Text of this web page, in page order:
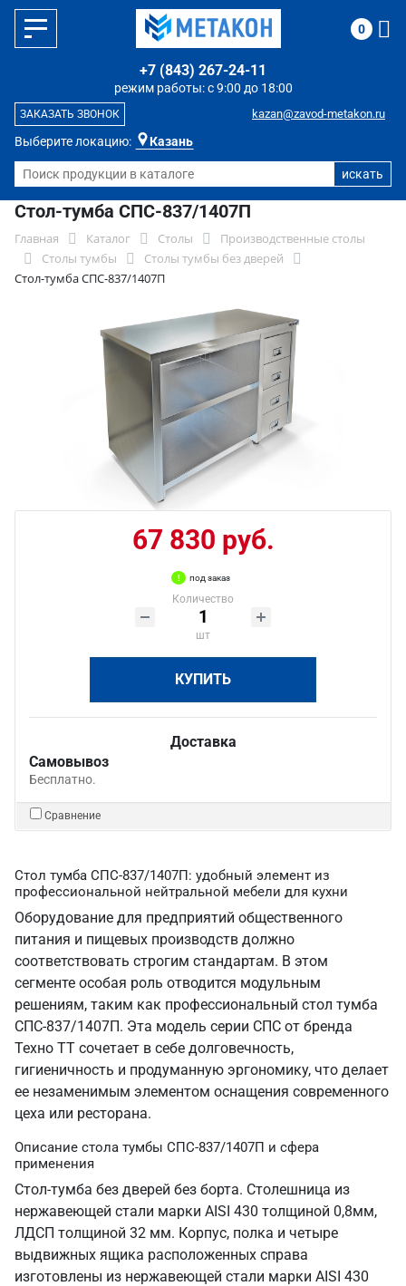
Выберите локацию: Казань
режим работы: с 9:00 до 18:00
+7 (843) 267-24-11
kazan@zavod-metakon.ru
ЗАКАЗАТЬ ЗВОНОК
0
Стол-тумба СПС-837/1407П
Главная Каталог Столы
Производственные столы
Столы тумбы
Столы тумбы без дверей
Стол-тумба СПС-837/1407П
67 830 руб.
под заказ
Количество
шт
КУПИТЬ
Доставка
Самовывоз
Бесплатно.
Сравнение
Стол тумба СПС-837/1407П: удобный элемент из
профессиональной нейтральной мебели для кухни
Оборудование для предприятий общественного
питания и пищевых производств должно
соответствовать строгим стандартам. В этом
сегменте особая роль отводится модульным
решениям, таким как профессиональный стол тумба
СПС-837/1407П. Эта модель серии СПС от бренда
Техно ТТ сочетает в себе долговечность,
гигиеничность и продуманную эргономику, что делает
ее незаменимым элементом оснащения современного
цеха или ресторана.
Описание стола тумбы СПС-837/1407П и сфера
применения
Стол-тумба без дверей без борта. Столешница из
нержавеющей стали марки AISI 430 толщиной 0,8мм,
ЛДСП толщиной 32 мм. Корпус, полка и четыре
выдвижных ящика расположенных справа
изготовлены из нержавеющей стали марки AISI 430